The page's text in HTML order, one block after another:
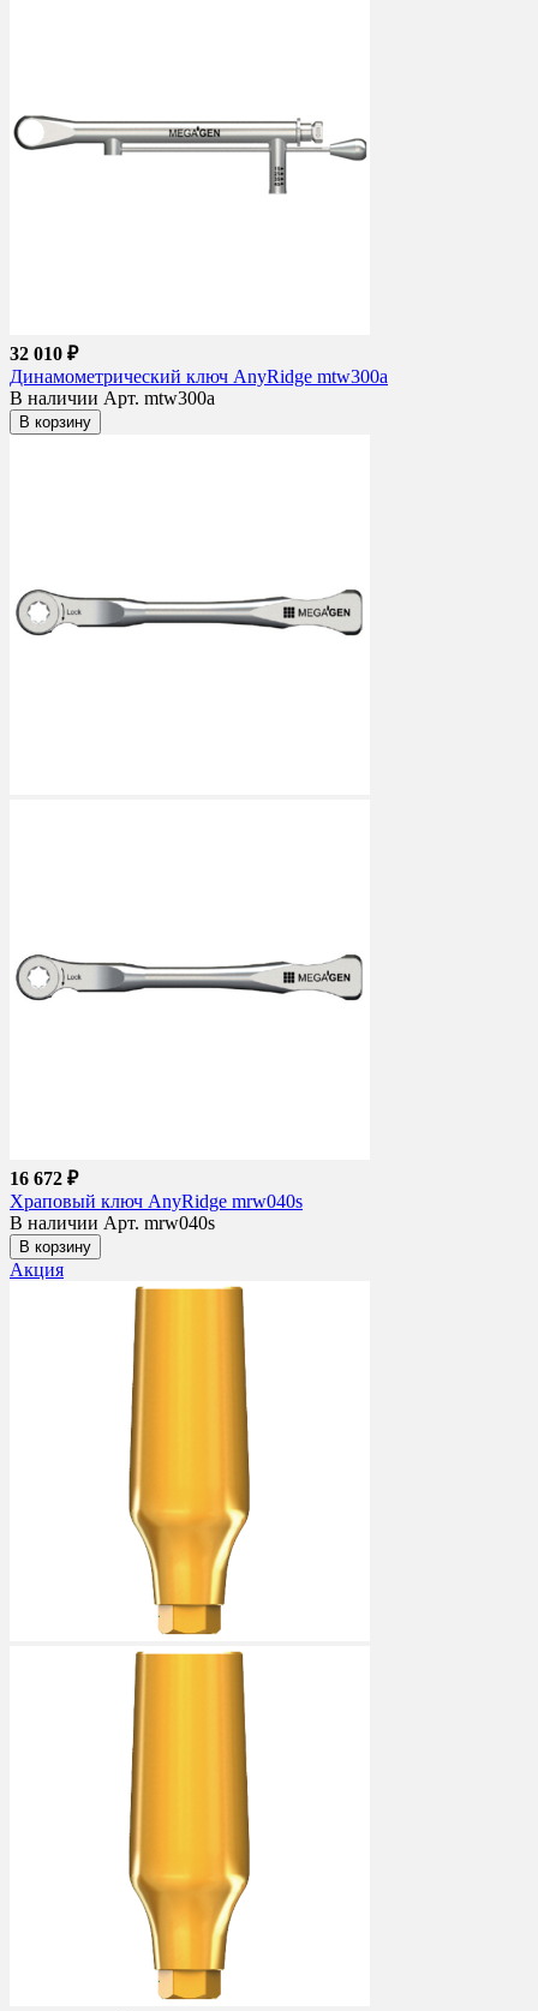
32 010 ₽
Динамометрический ключ AnyRidge mtw300a
В наличии Арт. mtw300a
В корзину
16 672 ₽
Храповый ключ AnyRidge mrw040s
В наличии Арт. mrw040s
В корзину
Акция